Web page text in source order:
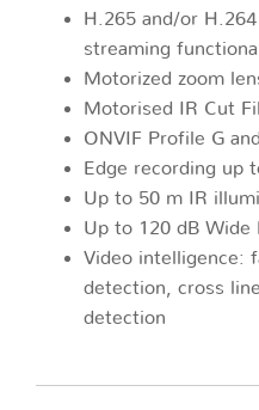
H.265 and/or
streaming
Motorized zoom
Motorised IR Cut
ONVIF Profile G
Edge recording up
Up to 50 m IR
Up to 120 dB Wide
Video intelligence:
detection, cross line
detection